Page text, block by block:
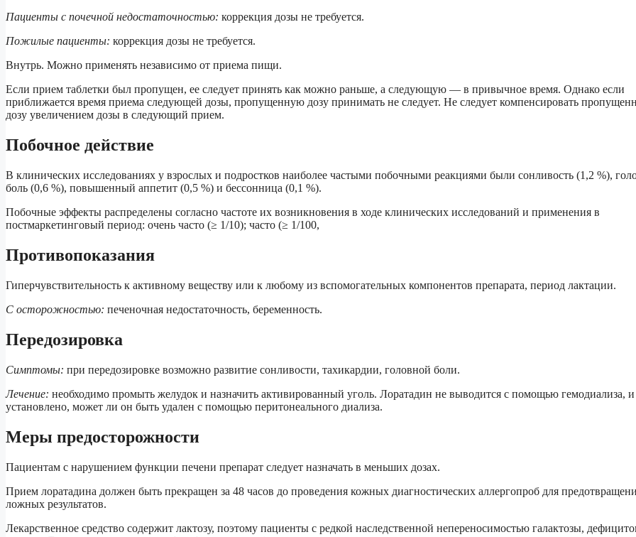
Пациенты с почечной недостаточностью: коррекция дозы не требуется.
Пожилые пациенты: коррекция дозы не требуется.
Внутрь. Можно применять независимо от приема пищи.
Если прием таблетки был пропущен, ее следует принять как можно раньше, а следующую — в привычное время. Однако если
приближается время приема следующей дозы, пропущенную дозу принимать не следует. Не следует компенсировать
дозу увеличением дозы в следующий прием.
Побочное действие
В клинических исследованиях у взрослых и подростков наиболее частыми побочными реакциями были сонливость (1,2 %),
боль (0,6 %), повышенный аппетит (0,5 %) и бессонница (0,1 %).
Побочные эффекты распределены согласно частоте их возникновения в ходе клинических исследований и применения в
постмаркетинговый период: очень часто (≥ 1/10); часто (≥ 1/100,
Противопоказания
Гиперчувствительность к активному веществу или к любому из вспомогательных компонентов препарата, период лактации.
С осторожностью: печеночная недостаточность, беременность.
Передозировка
Симптомы: при передозировке возможно развитие сонливости, тахикардии, головной боли.
Лечение: необходимо промыть желудок и назначить активированный уголь. Лоратадин не выводится с помощью гемодиализа,
установлено, может ли он быть удален с помощью перитонеального диализа.
Меры предосторожности
Пациентам с нарушением функции печени препарат следует назначать в меньших дозах.
Прием лоратадина должен быть прекращен за 48 часов до проведения кожных диагностических аллергопроб для
ложных результатов.
Лекарственное средство содержит лактозу, поэтому пациенты с редкой наследственной непереносимостью галактозы,